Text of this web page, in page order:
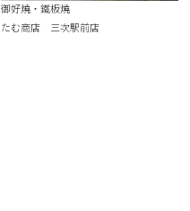
御好燒・鐵板燒
たむ商店 三次駅前店